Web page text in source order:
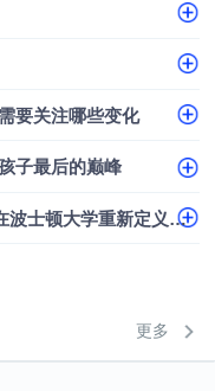
要关注哪些变化
子最后的巅峰
钟美美：那个13岁的模仿少年，决定在波士顿大学重新定义自己
更多